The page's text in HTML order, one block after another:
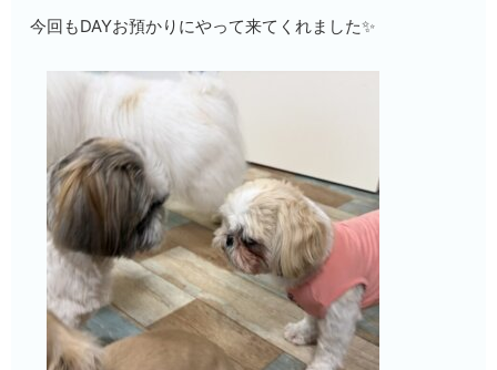
今回もDAYお預かりにやって来てくれました✨